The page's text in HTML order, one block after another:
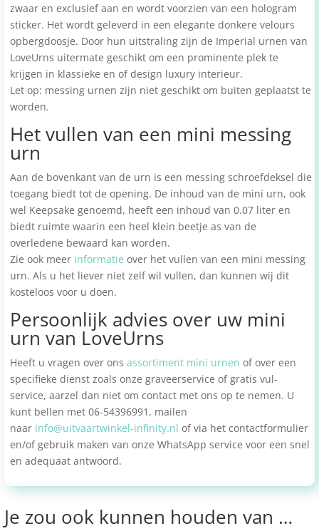
zwaar en exclusief aan en wordt voorzien van een hologram
sticker. Het wordt geleverd in een elegante donkere velours
opbergdoosje. Door hun uitstraling zijn de Imperial urnen van
LoveUrns uitermate geschikt om een prominente plek te
krijgen in klassieke en of design luxury interieur.
Let op: messing urnen zijn niet geschikt om buiten geplaatst te
worden.
Het vullen van een mini messing
urn
Aan de bovenkant van de urn is een messing schroefdeksel die
toegang biedt tot de opening. De inhoud van de mini urn, ook
wel Keepsake genoemd, heeft een inhoud van 0.07 liter en
biedt ruimte waarin een heel klein beetje as van de
overledene bewaard kan worden.
Zie ook meer informatie over het vullen van een mini messing
urn. Als u het liever niet zelf wil vullen, dan kunnen wij dit
kosteloos voor u doen.
Persoonlijk advies over uw mini
urn van LoveUrns
Heeft u vragen over ons assortiment mini urnen of over een
specifieke dienst zoals onze graveerservice of gratis vul-
service, aarzel dan niet om contact met ons op te nemen. U
kunt bellen met 06-54396991, mailen
naar info@uitvaartwinkel-infinity.nl of via het contactformulier
en/of gebruik maken van onze WhatsApp service voor een snel
en adequaat antwoord.
Je zou ook kunnen houden van …